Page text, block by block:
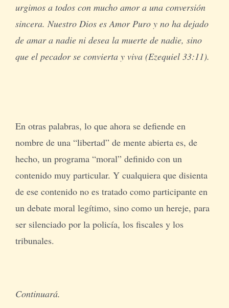
urgimos a todos con mucho amor a una conversión
sincera. Nuestro Dios es Amor Puro y no ha dejado
de amar a nadie ni desea la muerte de nadie, sino
que el pecador se convierta y viva (Ezequiel 33:11).
En otras palabras, lo que ahora se defiende en
nombre de una “libertad” de mente abierta es, de
hecho, un programa “moral” definido con un
contenido muy particular. Y cualquiera que disienta
de ese contenido no es tratado como participante en
un debate moral legítimo, sino como un hereje, para
ser silenciado por la policía, los fiscales y los
tribunales.
Continuará.